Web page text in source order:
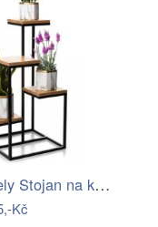
HowHomely Stojan na květiny KASS 79 cm…
Kč